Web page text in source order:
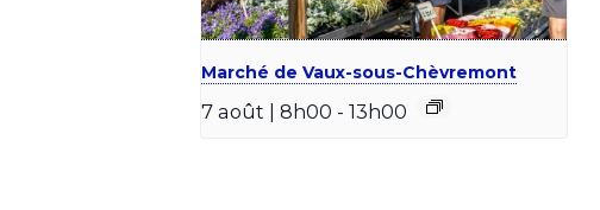
Marché de Vaux-sous-Chèvremont
7 août | 8h00 - 13h00